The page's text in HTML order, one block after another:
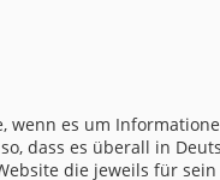
wenn es um
dass es überall in
die jeweils für sein